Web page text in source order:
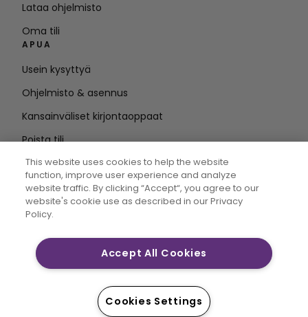
Lataa ohjelmisto
Oma tili
APUA
Usein kysyttyä
Ohjelmisto & asennus
Kansainväliset kirjontaoppaat
Poista tili
Anna
sähköpostiosoite
CREATIVATE MYSEWNET ovat Singer Sourcing Limited
Sourcing Limited LLC tai sen tytäryhtiöt. Kaikki oikeudet
This website uses cookies to help the website
function, improve user experience and analyze
website traffic. By clicking “Accept“, you agree to our
website's cookie use as described in our Privacy
Policy.
Accept All Cookies
Cookies Settings